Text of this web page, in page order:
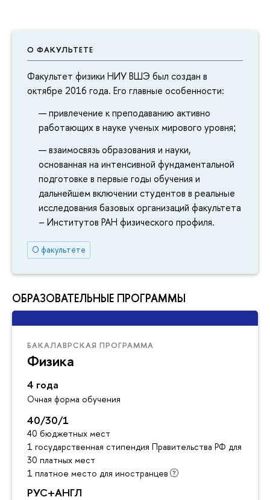
О ФАКУЛЬТЕТЕ
Факультет физики НИУ ВШЭ был создан в
октябре 2016 года. Его главные особенности:
привлечение к преподаванию активно
работающих в науке ученых мирового уровня;
взаимосвязь образования и науки,
основанная на интенсивной фундаментальной
подготовке в первые годы обучения и
дальнейшем включении студентов в реальные
исследования базовых организаций факультета
– Институтов РАН физического профиля.
О факультете
ОБРАЗОВАТЕЛЬНЫЕ ПРОГРАММЫ
БАКАЛАВРСКАЯ ПРОГРАММА
Физика
4 года
Очная форма обучения
40/30/1
40 бюджетных мест
1 государственная стипендия Правительства РФ для
30 платных мест
1 платное место для иностранцев
РУС+АНГЛ